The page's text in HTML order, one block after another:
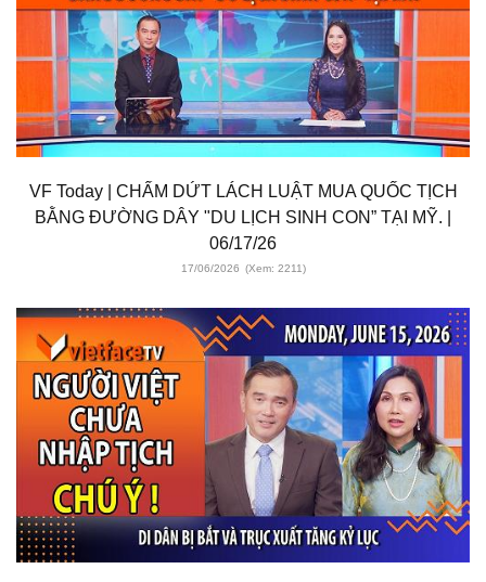
VF Today | CHẤM DỨT LÁCH LUẬT MUA QUỐC TỊCH
BẰNG ĐƯỜNG DÂY "DU LỊCH SINH CON” TẠI MỸ. |
06/17/26
17/06/2026 (Xem: 2211)